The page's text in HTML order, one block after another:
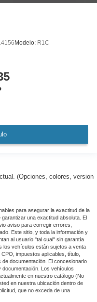
Modelo: R1C
(Opciones, colores, version
para asegurar la exactitud de la
una exactitud absoluta. El
aviso para corregir errores,
Este sitio, y toda la información y
al usuario "tal cual" sin garantía
los vehículos están sujetos a venta
impuestos aplicables, título,
documentación. El concesionario
documentación. Los vehículos
en nuestro catálogo (No
en nuestra ubicación dentro de
que no exceda de una